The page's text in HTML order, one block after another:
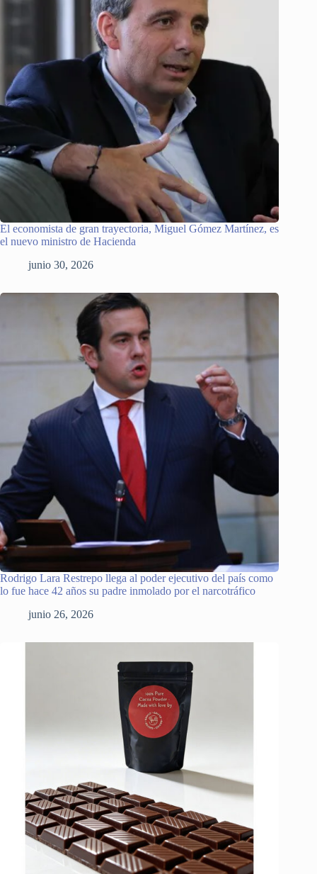
El economista de gran trayectoria, Miguel Gómez Martínez, es
el nuevo ministro de Hacienda
junio 30, 2026
Rodrigo Lara Restrepo llega al poder ejecutivo del país como
lo fue hace 42 años su padre inmolado por el narcotráfico
junio 26, 2026